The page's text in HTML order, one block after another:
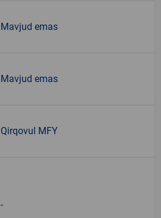
Mavjud emas
Mavjud emas
Qirqovul MFY
-